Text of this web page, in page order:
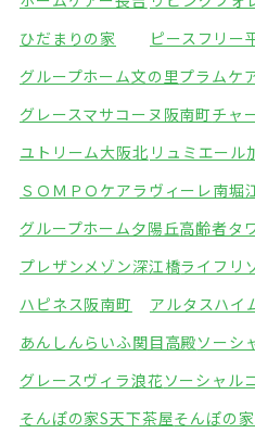
ひだまりの家
ピースフリー
グループホーム文の里プラムケ
グレースマサコーヌ阪南町チャ
ユトリーム大阪北 リュミエール
ＳＯＭＰＯケアラヴィーレ南堀
グループホーム夕陽丘高齢者タ
プレザンメゾン深江橋ライフリ
ハピネス阪南町
アルタスハイ
あんしんらいふ関目高殿ソーシ
グレースヴィラ浪花ソーシャル
そんぽの家S天下茶屋そんぽの